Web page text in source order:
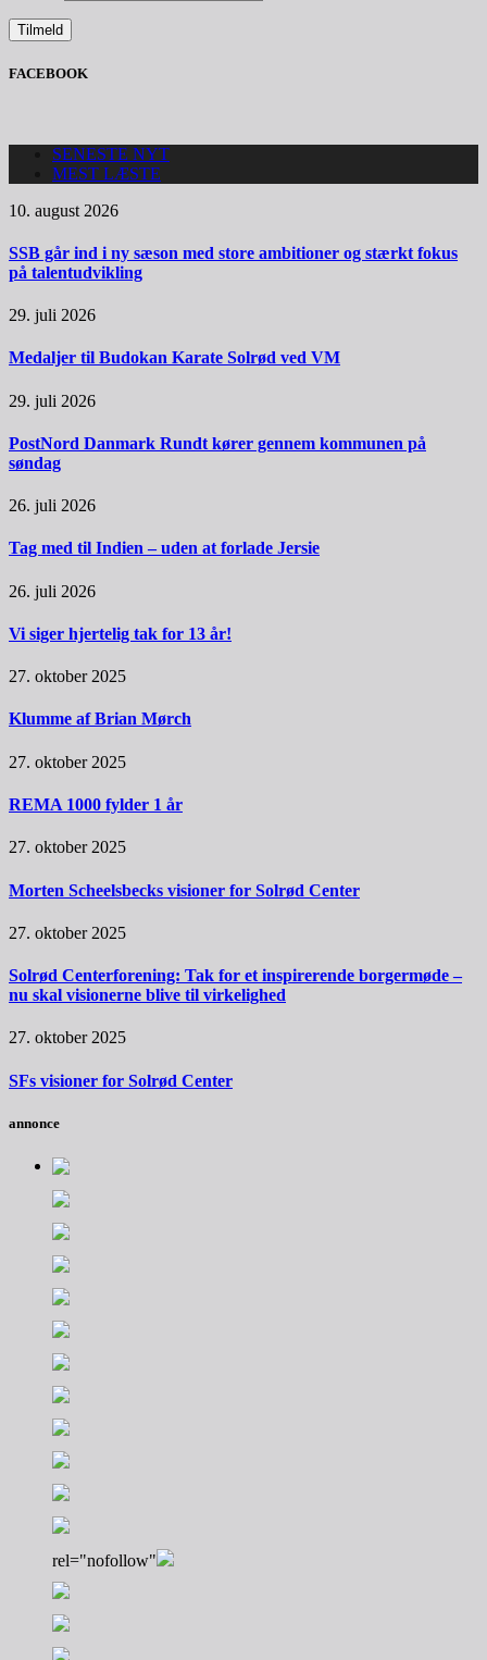
FACEBOOK
SENESTE NYT
MEST LÆSTE
10. august 2026
SSB går ind i ny sæson med store ambitioner og stærkt fokus
på talentudvikling
29. juli 2026
Medaljer til Budokan Karate Solrød ved VM
29. juli 2026
PostNord Danmark Rundt kører gennem kommunen på
søndag
26. juli 2026
Tag med til Indien – uden at forlade Jersie
26. juli 2026
Vi siger hjertelig tak for 13 år!
27. oktober 2025
Klumme af Brian Mørch
27. oktober 2025
REMA 1000 fylder 1 år
27. oktober 2025
Morten Scheelsbecks visioner for Solrød Center
27. oktober 2025
Solrød Centerforening: Tak for et inspirerende borgermøde –
nu skal visionerne blive til virkelighed
27. oktober 2025
SFs visioner for Solrød Center
annonce
rel="nofollow"